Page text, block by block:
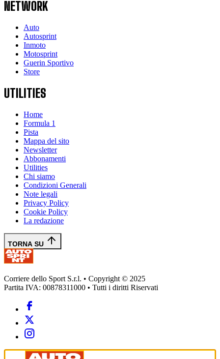
NETWORK
Auto
Autosprint
Inmoto
Motosprint
Guerin Sportivo
Store
UTILITIES
Home
Formula 1
Pista
Mappa del sito
Newsletter
Abbonamenti
Utilities
Chi siamo
Condizioni Generali
Note legali
Privacy Policy
Cookie Policy
La redazione
TORNA SU
Corriere dello Sport S.r.l. • Copyright © 2025
Partita IVA: 00878311000 • Tutti i diritti Riservati